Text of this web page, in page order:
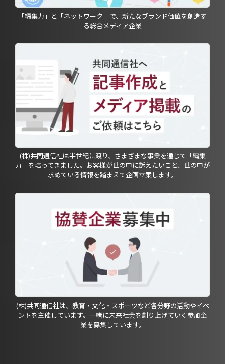
「編集力」と「ネットワーク」で、新たなブランド価値を創造す
る総合メディア企業
(株)共同通信社は半世紀に渡り、さまざまな事業を通じて「編集
力」を培ってきました。お客様が世の中に訴えたいこと、世の中が
求めている情報を踏まえて企画立案します。
(株)共同通信社は、教育・文化・スポーツなど各分野の活動やイベ
ントを主催しています。一緒に未来社会を創り上げていく参加企
業を募集しています。